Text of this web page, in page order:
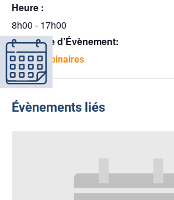
Heure :
8h00 - 17h00
Catégorie d’Évènement:
Midis-webinaires
Évènements liés